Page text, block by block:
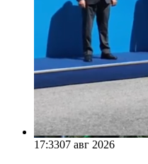
17:3307 авг 2026